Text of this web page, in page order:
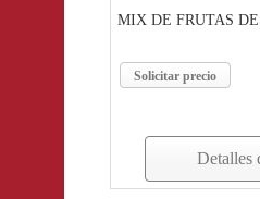
MIX DE FRUTAS
Solicitar precio
Detalles